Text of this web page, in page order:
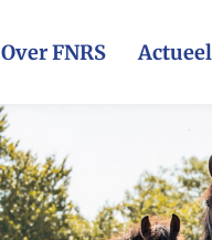
Over FNRS Actueel